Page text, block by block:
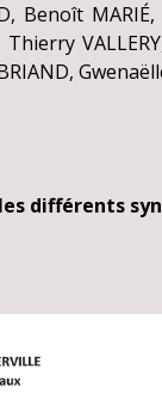
MARIÉ,
Thierry
différents